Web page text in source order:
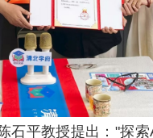
石平教授提出："探